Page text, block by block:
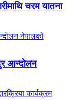
चरम यातना
आन्दोलन